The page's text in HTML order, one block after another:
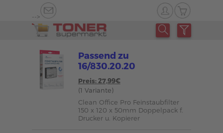
-->
Passend zu
16/830.20.20
Preis: 27,99€
(1 Variante)
Clean Office Pro Feinstaubfilter
150 x 120 x 50mm Doppelpack f.
Drucker u. Kopierer